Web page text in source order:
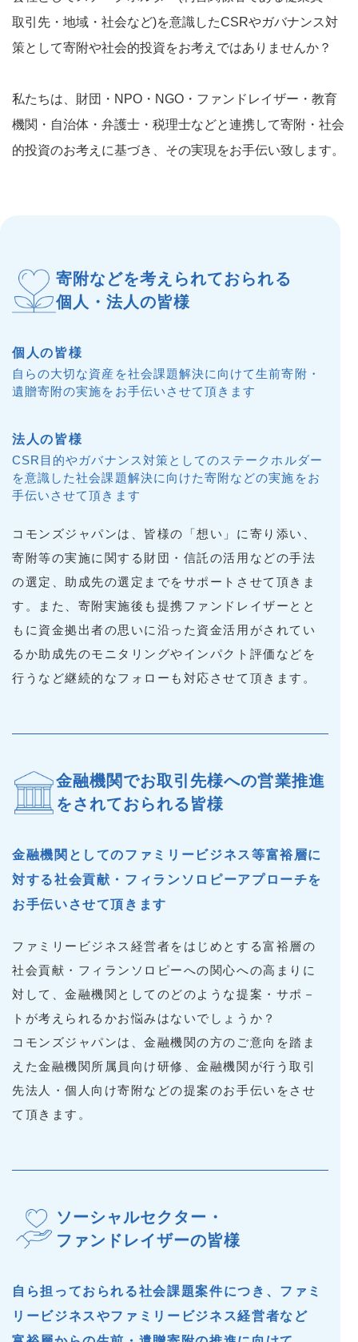
取引先・地域・社会など)を意識したCSRやガバナンス対
策として寄附や社会的投資をお考えではありませんか？
私たちは、財団・NPO・NGO・ファンドレイザー・教育
機関・自治体・弁護士・税理士などと連携して寄附・社会
的投資のお考えに基づき、その実現をお手伝い致します。
寄附などを考えられておられる
個人・法人の皆様
個人の皆様
自らの大切な資産を社会課題解決に向けて生前寄附・
遺贈寄附の実施をお手伝いさせて頂きます
法人の皆様
CSR目的やガバナンス対策としてのステークホルダー
を意識した社会課題解決に向けた寄附などの実施をお
手伝いさせて頂きます
コモンズジャパンは、皆様の「想い」に寄り添い、
寄附等の実施に関する財団・信託の活用などの手法
の選定、助成先の選定までをサポートさせて頂きま
す。また、寄附実施後も提携ファンドレイザーとと
もに資金拠出者の思いに沿った資金活用がされてい
るか助成先のモニタリングやインパクト評価などを
行うなど継続的なフォローも対応させて頂きます。
金融機関でお取引先様への営業推進
をされておられる皆様
金融機関としてのファミリービジネス等富裕層に
対する社会貢献・フィランソロピーアプローチを
お手伝いさせて頂きます
ファミリービジネス経営者をはじめとする富裕層の
社会貢献・フィランソロピーへの関心への高まりに
対して、金融機関としてのどのような提案・サポ－
トが考えられるかお悩みはないでしょうか？
コモンズジャパンは、金融機関の方のご意向を踏ま
えた金融機関所属員向け研修、金融機関が行う取引
先法人・個人向け寄附などの提案のお手伝いをさせ
て頂きます。
ソーシャルセクター・
ファンドレイザーの皆様
自ら担っておられる社会課題案件につき、ファミ
リービジネスやファミリービジネス経営者など